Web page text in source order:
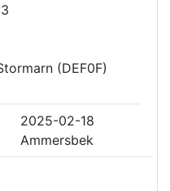
(DEF0F)
2025-02-18
Ammersbek